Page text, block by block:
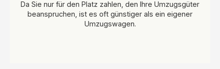
Da Sie nur für den Platz zahlen, den Ihre Umzugsgüter
beanspruchen, ist es oft günstiger als ein eigener
Umzugswagen.